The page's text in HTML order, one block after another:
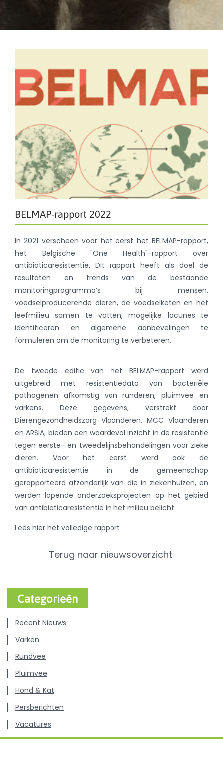
BELMAP-rapport 2022
In 2021 verscheen voor het eerst het BELMAP-rapport,
het Belgische "One Health"-rapport over
antibioticaresistentie. Dit rapport heeft als doel de
resultaten en trends van de bestaande
monitoringprogramma’s bij mensen,
voedselproducerende dieren, de voedselketen en het
leefmilieu samen te vatten, mogelijke lacunes te
identificeren en algemene aanbevelingen te
formuleren om de monitoring te verbeteren.
De tweede editie van het BELMAP-rapport werd
uitgebreid met resistentiedata van bacteriële
pathogenen afkomstig van runderen, pluimvee en
varkens. Deze gegevens, verstrekt door
Dierengezondheidszorg Vlaanderen, MCC Vlaanderen
en ARSIA, bieden een waardevol inzicht in de resistentie
tegen eerste- en tweedelijnsbehandelingen voor zieke
dieren. Voor het eerst werd ook de
antibioticaresistentie in de gemeenschap
gerapporteerd afzonderlijk van die in ziekenhuizen, en
werden lopende onderzoeksprojecten op het gebied
van antibioticaresistentie in het milieu belicht.
Lees hier het volledige rapport
Terug naar nieuwsoverzicht
Categorieën
Recent Nieuws
Varken
Rundvee
Pluimvee
Hond & Kat
Persberichten
Vacatures